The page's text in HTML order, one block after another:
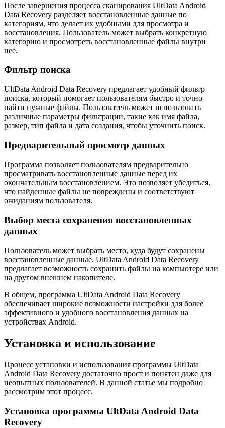
После завершения процесса сканирования UltData Android
Data Recovery разделяет восстановленные данные по
категориям, что делает их удобными для просмотра и
восстановления. Пользователь может выбрать конкретную
категорию и просмотреть восстановленные файлы внутри
нее.
Фильтр поиска
UltData Android Data Recovery предлагает удобный фильтр
поиска, который помогает пользователям быстро и точно
найти нужные файлы. Пользователь может использовать
различные параметры фильтрации, такие как имя файла,
размер, тип файла и дата создания, чтобы уточнить поиск.
Предварительный просмотр данных
Программа позволяет пользователям предварительно
просматривать восстановленные данные перед их
окончательным восстановлением. Это позволяет убедиться,
что найденные файлы не повреждены и соответствуют
ожиданиям пользователя.
Выбор места сохранения восстановленных
данных
Пользователь может выбрать место, куда будут сохранены
восстановленные данные. UltData Android Data Recovery
предлагает возможность сохранить файлы на компьютере или
на другом внешнем накопителе.
В общем, программа UltData Android Data Recovery
обеспечивает широкие возможности настройки для более
эффективного и удобного восстановления данных на
устройствах Android.
Установка и использование
Процесс установки и использования программы UltData
Android Data Recovery достаточно прост и понятен даже для
неопытных пользователей. В данной статье мы подробно
рассмотрим этот процесс.
Установка программы UltData Android Data
Recovery